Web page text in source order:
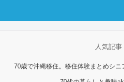
人気記事
70歳で沖縄移住。移住体験まとめシニ